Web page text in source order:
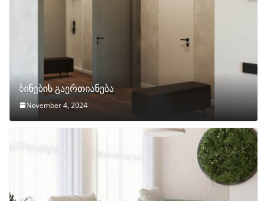
ბინების გაერთიანება
November 4, 2024